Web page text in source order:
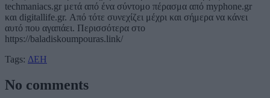
techmaniacs.gr μετά από ένα σύντομο πέρασμα από myphone.gr
και digitallife.gr. Από τότε συνεχίζει μέχρι και σήμερα να κάνει
αυτό που αγαπάει. Περισσότερα στο
https://baladiskoumpouras.link/
Tags: ΔΕΗ
No comments